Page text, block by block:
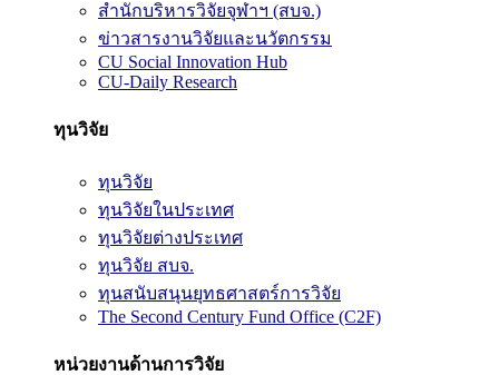
สำนักบริหารวิจัยจุฬาฯ (สบจ.)
ข่าวสารงานวิจัยและนวัตกรรม
CU Social Innovation Hub
CU-Daily Research
ทุนวิจัย
ทุนวิจัย
ทุนวิจัยในประเทศ
ทุนวิจัยต่างประเทศ
ทุนวิจัย สบจ.
ทุนสนับสนุนยุทธศาสตร์การวิจัย
The Second Century Fund Office (C2F)
หน่วยงานด้านการวิจัย